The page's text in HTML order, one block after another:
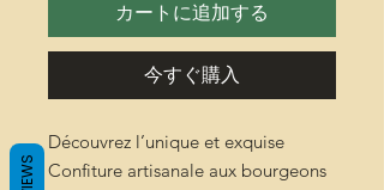
カートに追加する
今すぐ購入
Découvrez l’unique et exquise
Confiture artisanale aux bourgeons